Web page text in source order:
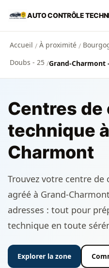
Aller au contenu principal
AUTO CONTRÔLE
Accueil / À proximité /
Doubs - 25 /Grand-Charmont
Centres de
technique
Charmont
Trouvez votre centre
agréé à Grand-
adresses : tout pour
technique en toute
Explorer la zone